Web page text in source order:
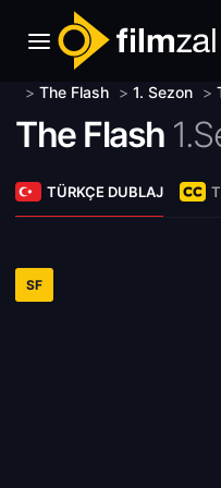
> The Flash > 1. Sezon >
The Flash
TÜRKÇE DUBLAJ
SF